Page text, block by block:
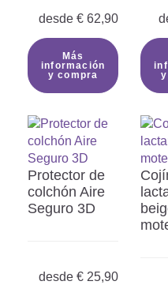
desde € 62,90
Más
información
y compra
Protector de
colchón Aire
Seguro 3D
desde € 25,90